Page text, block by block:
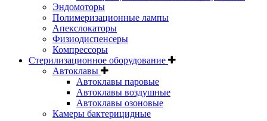
Эндомоторы
Полимеризационные лампы
Апекслокаторы
Физиодиспенсеры
Компрессоры
Стерилизационное оборудование
Автоклавы
Автоклавы паровые
Автоклавы воздушные
Автоклавы озоновые
Камеры бактерицидные